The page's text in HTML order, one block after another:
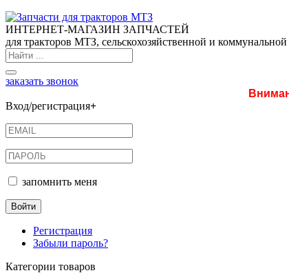
ИНТЕРНЕТ-МАГАЗИН ЗАПЧАСТЕЙ
для тракторов МТЗ, сельскохозяйственной и
заказать звонок
Вход/регистрация+
запомнить меня
Регистрация
Забыли пароль?
Категории товаров